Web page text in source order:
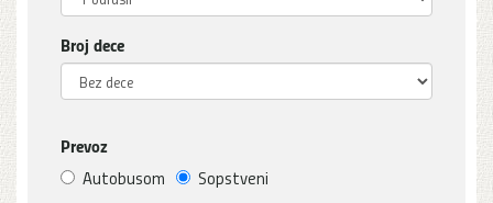
Broj dece
Prevoz
Autobusom Sopstveni